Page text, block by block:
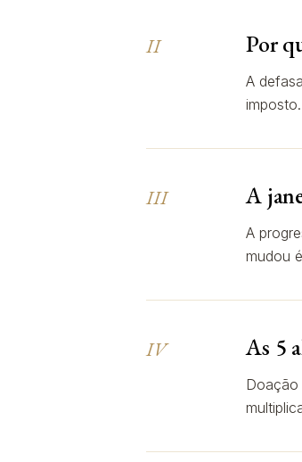
II Por
A
imposto.
III A
A
mudou
IV As 5
Doação